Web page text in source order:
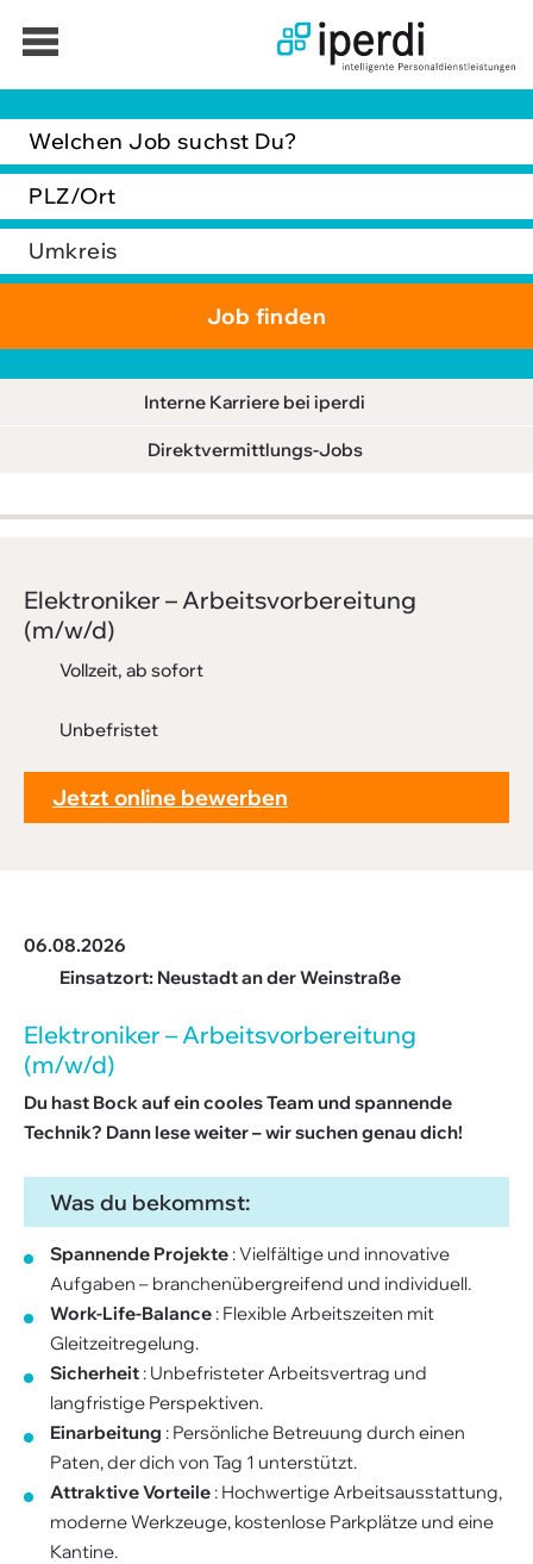
Interne Karriere bei iperdi
Direktvermittlungs-Jobs
Elek­tro­niker – Arbeits­vor­be­rei­tung
(m/w/d)
Vollzeit, ab sofort
Unbefristet
Jetzt online bewerben
06.08.2026
Einsatzort: Neustadt an der Weinstraße
Elek­tro­niker – Arbeits­vor­be­rei­tung
(m/w/d)
Du hast Bock auf ein cooles Team und spannende
Technik? Dann lese weiter – wir suchen genau dich!
Was du bekommst:
Spannende Projekte : Vielfältige und innovative
Aufgaben – branchenübergreifend und individuell.
Work-Life-Balance : Flexible Arbeitszeiten mit
Gleitzeitregelung.
Sicherheit : Unbefristeter Arbeitsvertrag und
langfristige Perspektiven.
Einarbeitung : Persönliche Betreuung durch einen
Paten, der dich von Tag 1 unterstützt.
Attraktive Vorteile : Hochwertige Arbeitsausstattung,
moderne Werkzeuge, kostenlose Parkplätze und eine
Kantine.
Jobbörse
Bewerber
Unternehmen
FAQ
Sitemap